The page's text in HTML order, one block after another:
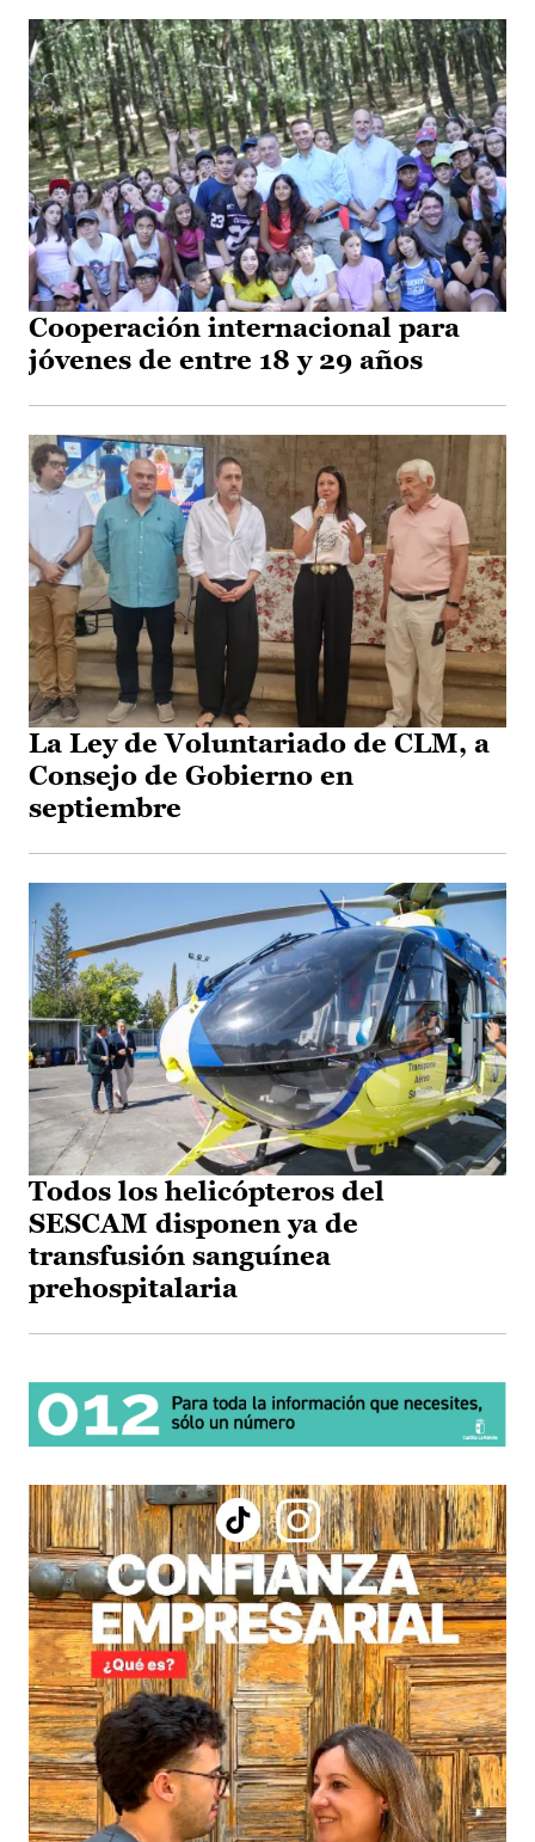
Cooperación internacional para
jóvenes de entre 18 y 29 años
La Ley de Voluntariado de CLM, a
Consejo de Gobierno en
septiembre
Todos los helicópteros del
SESCAM disponen ya de
transfusión sanguínea
prehospitalaria